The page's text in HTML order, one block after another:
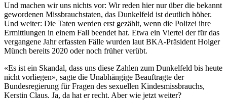
Und machen wir uns nichts vor: Wir reden hier nur über die bekannt
gewordenen Missbrauchstaten, das Dunkelfeld ist deutlich höher.
Und weiter: Die Taten werden erst gezählt, wenn die Polizei ihre
Ermittlungen in einem Fall beendet hat. Etwa ein Viertel der für das
vergangene Jahr erfassten Fälle wurden laut BKA-Präsident Holger
Münch bereits 2020 oder noch früher verübt.
«Es ist ein Skandal, dass uns diese Zahlen zum Dunkelfeld bis heute
nicht vorliegen», sagte die Unabhängige Beauftragte der
Bundesregierung für Fragen des sexuellen Kindesmissbrauchs,
Kerstin Claus. Ja, da hat er recht. Aber wie jetzt weiter?